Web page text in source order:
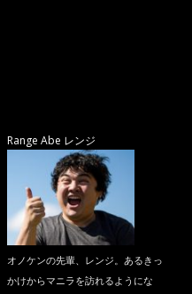
Range Abe レンジ
オノケンの先輩、レンジ。あるきっ
かけからマニラを訪れるようにな